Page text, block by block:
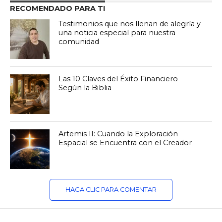
RECOMENDADO PARA TI
Testimonios que nos llenan de alegría y
una noticia especial para nuestra
comunidad
Las 10 Claves del Éxito Financiero
Según la Biblia
Artemis II: Cuando la Exploración
Espacial se Encuentra con el Creador
HAGA CLIC PARA COMENTAR